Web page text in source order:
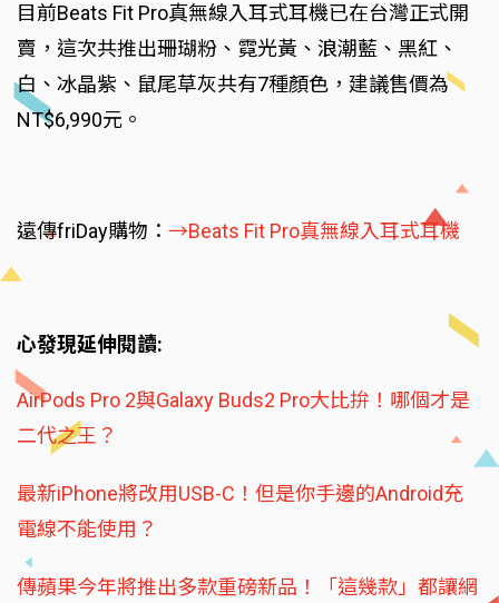
目前Beats Fit Pro真無線入耳式耳機已在台灣正式開
賣，這次共推出珊瑚粉、霓光黃、浪潮藍、黑紅、
白、冰晶紫、鼠尾草灰共有7種顏色，建議售價為
NT$6,990元。
遠傳friDay購物： →Beats Fit Pro真無線入耳式耳機
心發現延伸閱讀:
AirPods Pro 2與Galaxy Buds2 Pro大比拚！哪個才是
二代之王？
最新iPhone將改用USB-C！但是你手邊的Android充
電線不能使用？
傳蘋果今年將推出多款重磅新品！「這幾款」都讓網